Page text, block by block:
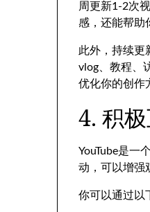
周更新1-2次
感，还能帮助
此外，持续更
vlog、教程、
优化你的创作
4. 积
YouTube是一
动，可以增强
你可以通过以